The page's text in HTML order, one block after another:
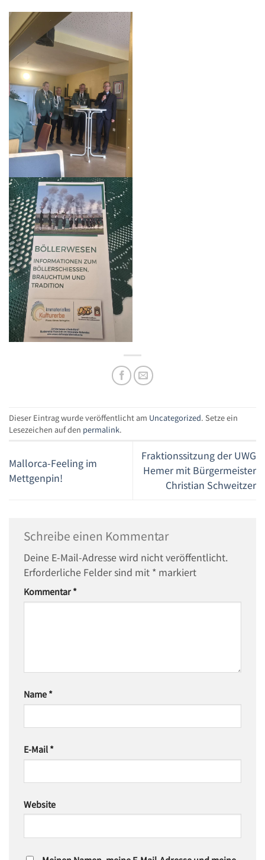
Dieser Eintrag wurde veröffentlicht am Uncategorized. Setze ein
Lesezeichen auf den permalink.
Mallorca‑Feeling im
Mettgenpin!
Fraktionssitzung der UWG
Hemer mit Bürgermeister
Christian Schweitzer
Schreibe einen Kommentar
Deine E-Mail-Adresse wird nicht veröffentlicht.
Erforderliche Felder sind mit * markiert
Kommentar*
Name*
E-Mail*
Website